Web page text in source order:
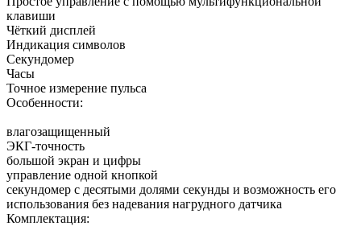
клавиши
Чёткий дисплей
Индикация символов
Секундомер
Часы
Точное измерение пульса
Особенности:
влагозащищенный
ЭКГ-точность
большой экран и цифры
управление одной кнопкой
секундомер с десятыми долями секунды и возможность его
использования без надевания нагрудного датчика
Комплектация: